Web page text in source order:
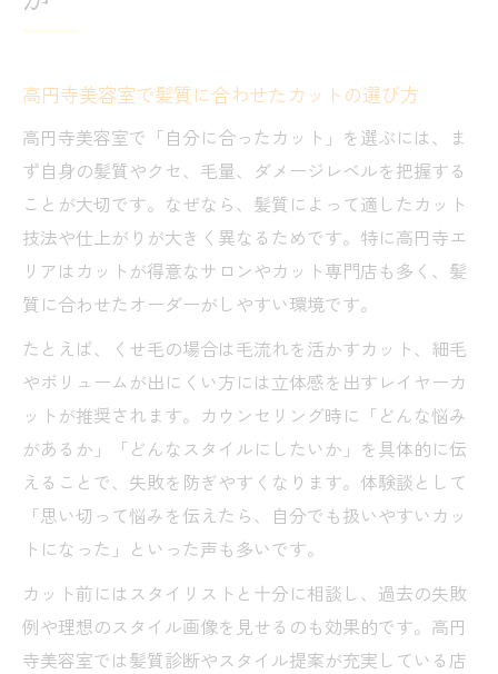
高円寺美容室で髪質に合わせたカットの選び方
高円寺美容室で「自分に合ったカット」を選ぶには、ま
ず自身の髪質やクセ、毛量、ダメージレベルを把握する
ことが大切です。なぜなら、髪質によって適したカット
技法や仕上がりが大きく異なるためです。特に高円寺エ
リアはカットが得意なサロンやカット専門店も多く、髪
質に合わせたオーダーがしやすい環境です。
たとえば、くせ毛の場合は毛流れを活かすカット、細毛
やボリュームが出にくい方には立体感を出すレイヤーカ
ットが推奨されます。カウンセリング時に「どんな悩み
があるか」「どんなスタイルにしたいか」を具体的に伝
えることで、失敗を防ぎやすくなります。体験談として
「思い切って悩みを伝えたら、自分でも扱いやすいカッ
トになった」といった声も多いです。
カット前にはスタイリストと十分に相談し、過去の失敗
例や理想のスタイル画像を見せるのも効果的です。高円
寺美容室では髪質診断やスタイル提案が充実している店